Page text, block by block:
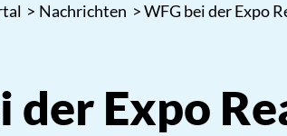
> Nachrichten > WFG bei der Expo
der Expo